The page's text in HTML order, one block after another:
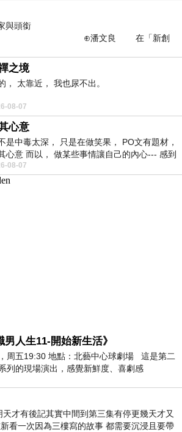
頭銜
在「新創
之境
， 太靠近， 我也尿不出。
08-07
心意
是中毒太深， 只是在做笑果， PO文有題材，
心意 而以， 做某些事情讓自己的內心--- 感到
。
08-07
人生11-開始新生活》
周五19:30 地點：北藝中心球劇場 這是第二
列的現場演出，感覺新鮮度、喜劇感
才有後記其實中間到第三集有停更幾天才又
看一次因為三樓寫的故事 都需要沉浸且要帶